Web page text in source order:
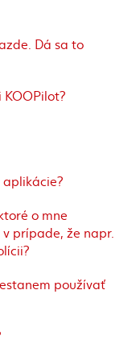
Dá sa to
aplikácie?
o mne
prípade, že napr.
používať